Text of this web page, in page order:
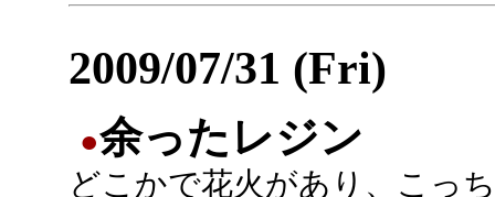
2009/07/31 (Fri)
●余ったレジン
どこかで花火があり、こっ